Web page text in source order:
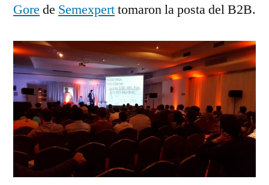
Gore de Semexperttomaron la posta del B2B.